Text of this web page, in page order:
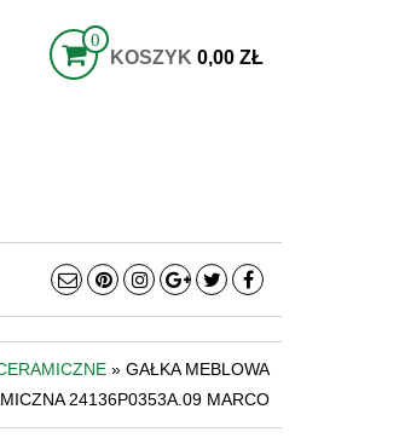
0
KOSZYK 0,00 ZŁ
» GAŁKA MEBLOWA
24136P0353A.09 MARCO